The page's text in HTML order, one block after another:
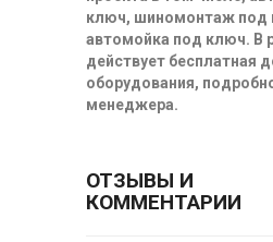
ключ, шиномонтаж под
автомойка под ключ. В
действует бесплатная
оборудования,
менеджера.
ОТЗЫВЫ И
КОММЕНТАРИИ